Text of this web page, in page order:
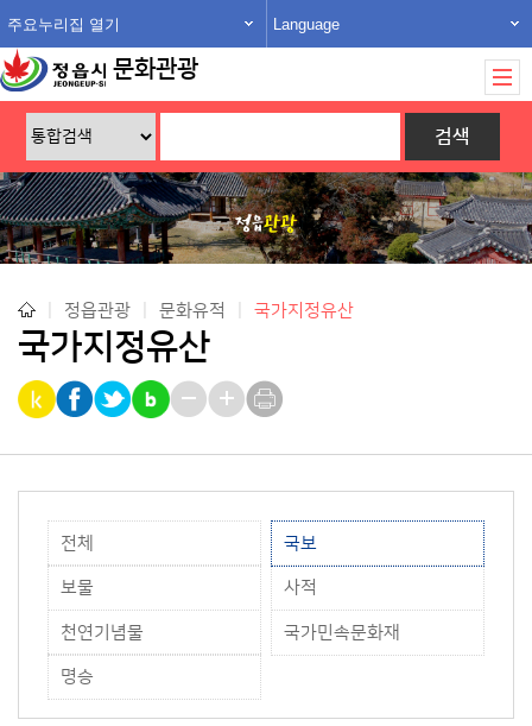
주요누리집 열기 Language
문화관광
정읍관광 문화유적 국가지정유산
국가지정유산
전체 국보
보물 사적
천연기념물 국가민속문화재
명승